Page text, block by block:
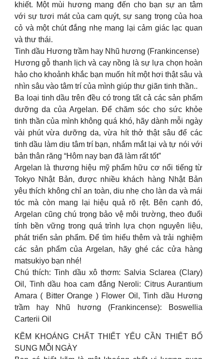
khiết. Một mùi hương mang đến cho bạn sự an tâm
với sự tươi mát của cam quýt, sự sang trọng của hoa
cỏ và một chút đắng nhẹ mang lại cảm giác lạc quan
và thư thái.
Tinh dầu Hương trầm hay Nhũ hương (Frankincense)
Hương gỗ thanh lịch và cay nồng là sự lựa chọn hoàn
hảo cho khoảnh khắc bạn muốn hít một hơi thật sâu và
nhìn sâu vào tâm trí của mình giúp thư giãn tinh thần..
Ba loại tinh dầu trên đều có trong tất cả các sản phẩm
dưỡng da của Argelan. Để chăm sóc cho sức khỏe
tinh thần của mình không quá khó, hãy dành mỗi ngày
vài phút vừa dưỡng da, vừa hít thở thật sâu để các
tinh dầu làm dịu tâm trí bạn, nhắm mắt lại và tự nói với
bản thân răng “Hôm nay bạn đã làm rất tốt”
Argelan là thương hiệu mỹ phẩm hữu cơ nổi tiếng từ
Tokyo Nhật Bản, được nhiều khách hàng Nhật Bản
yêu thích không chỉ an toàn, diu nhẹ cho làn da và mái
tóc mà còn mang lại hiệu quả rõ rệt. Bên cạnh đó,
Argelan cũng chú trọng bảo vệ môi trường, theo đuổi
tính bền vững trong quá trình lựa chọn nguyên liệu,
phát triển sản phẩm. Để tìm hiểu thêm và trải nghiệm
các sản phẩm của Argelan, hãy ghé các cửa hàng
matsukiyo bạn nhé!
Chú thích: Tinh dầu xô thơm: Salvia Sclarea (Clary)
Oil, Tinh dầu hoa cam đắng Neroli: Citrus Aurantium
Amara ( Bitter Orange ) Flower Oil, Tinh dầu Hương
trầm hay Nhũ hương (Frankincense): Boswellia
Carterii Oil
KẼM KHOÁNG CHẤT THIẾT YẾU CẦN THIẾT BỔ
SUNG MỖI NGÀY